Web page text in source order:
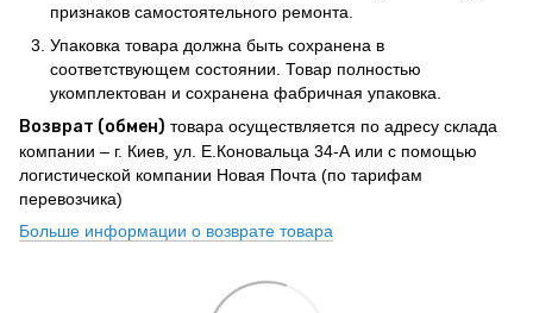
признаков самостоятельного ремонта.
Упаковка товара должна быть сохранена в
соответствующем состоянии. Товар полностью
укомплектован и сохранена фабричная упаковка.
Возврат (обмен) товара осуществляется по адресу склада
компании – г. Киев, ул. Е.Коновальца 34-А или с помощью
логистической компании Новая Почта (по тарифам
перевозчика)
Больше информации о возврате товара